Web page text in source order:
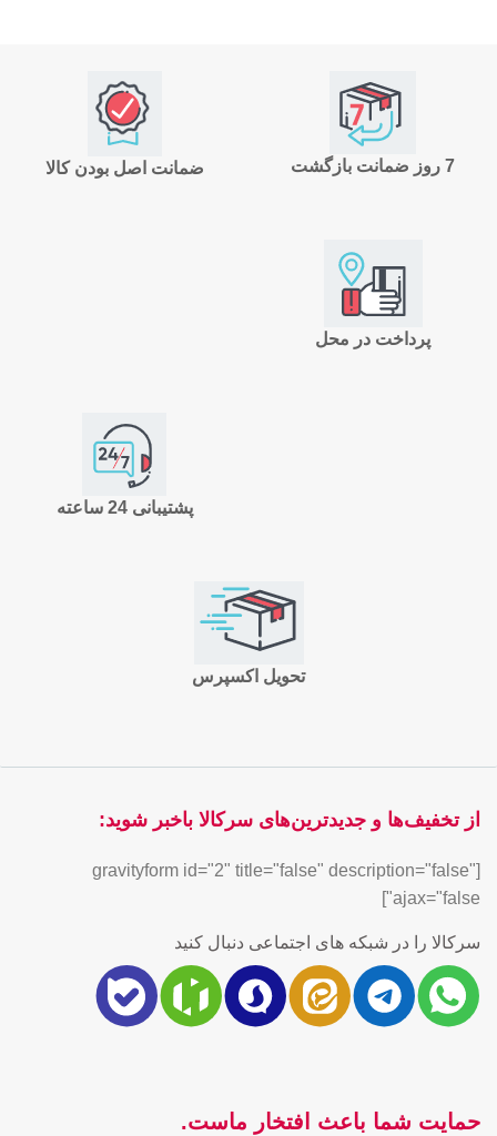
ضمانت اصل بودن کالا 7 روز ضمانت بازگشت
پرداخت در محل
پشتیبانی 24 ساعته
تحویل اکسپرس
از تخفیف‌ها و جدیدترین‌های سرکالا باخبر شوید:
[gravityform id="2" title="false" description="false"
ajax="false"]
سرکالا را در شبکه های اجتماعی دنبال کنید
حمایت شما باعث افتخار ماست.